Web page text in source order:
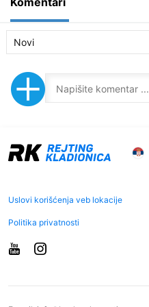
Novi
Uslovi korišćenja veb lokacije
Politika privatnosti